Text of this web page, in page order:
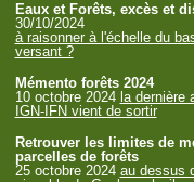
Eaux et Forêts, excès et
30/10/2024
à raisonner à l'échelle du
versant ?
Mémento forêts 2024
10 octobre 2024 la dernière
IGN-IFN vient de sortir
Retrouver les limites de
parcelles de forêts
25 octobre 2024 au dessus